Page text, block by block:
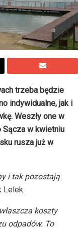
trzeba będzie
indywidualne, jak i
Weszły one w
w kwietniu
rusza już w
i tak pozostają
Lelek.
koszty
odpadów. To